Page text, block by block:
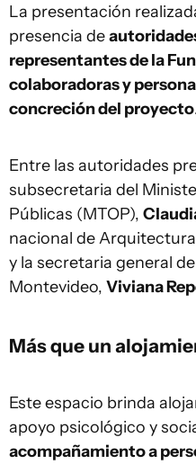
La presentación
presencia de
representantes de la
colaboradoras y
concreción del proyecto
Entre las autoridades
subsecretaria del
Públicas (MTOP),
nacional de Arquitectura
y la secretaria general
Montevideo, Viviana
Más que un
Este espacio brinda
apoyo psicológico y
acompañamiento a